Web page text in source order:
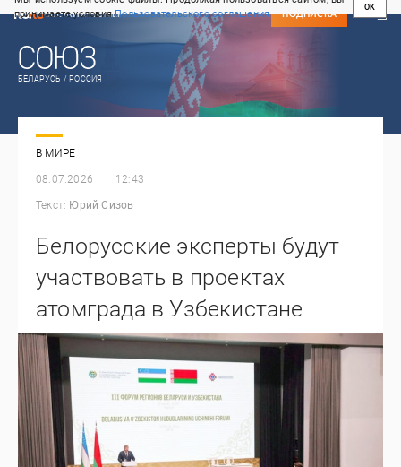
принимаете условияПользовательского соглашения
OK
СВЕЖИЙ НОМЕР
ПОДПИСКА
БЕЛАРУСЬ / РОССИЯ
В МИРЕ
08.07.2026 12:43
Текст: Юрий Сизов
Белорусские эксперты будут
участвовать в проектах
атомграда в Узбекистане